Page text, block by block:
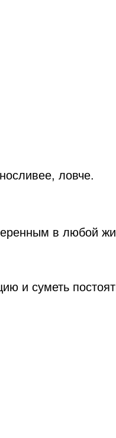
ловче.
в любой
и суметь